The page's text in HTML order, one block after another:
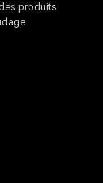
produits